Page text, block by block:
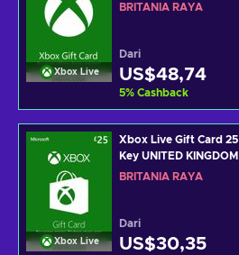
Xbox Live
BRITANIA RAYA
Dari
US$48,74
5% Cashback
Xbox Live
Xbox Live Gift Card
Key UNITED KINGDOM
BRITANIA RAYA
Dari
US$30,35